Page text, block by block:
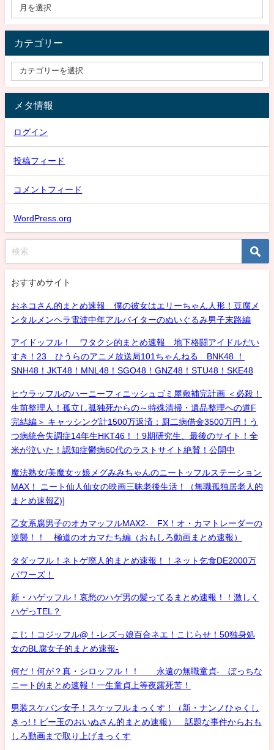
カテゴリー
メタ情報
ログイン
投稿フィード
コメントフィード
WordPress.org
おすすめサイト
おネコさん的まとめ速報 僕の彼女はエリーちゃん人形！豆腐メ
ンタルメンヘラ電波中年アルバイターのぬいぐるみ男子末路編
アイドッフル！ ワタクシ的まとめ速報 地下格闘アイドルだい
すき！23 ひうらのアニメ放送局101ちゃんねる BNK48 ！
SNH48！JKT48！MNL48！SGO48！GNZ48！STU48！SKE48
ヒウラッフルのハーニーフィニッシュゴミ屋敷補完計画 ＜必殺！
生前整理人！孤立し孤独死からの～特殊清掃・遺品整理への道F
完結編＞ キャッシング計1500万返済：厨二病借金3500万円！う
つ病統合失調症14年生HKT46！！9期研究生、最後のサイト！全
米が泣いた！認知症鬱病60代のラストサイト絶賛！公開中
魔法熟女/美魔女ッ娘メグみみちゃんのニートッフルステーション
MAX！ ニート仙人仙女の映画三昧老後生活！（無職孤独居老人的
まとめ速報Z)]
乙女系腐男子のオカマッフルMAX2- FX！オ・カマトレーダーの
逆襲！！ 極道のオカマたち編（おもしろ動画まとめ速報）
タダッフル！ネトゲ廃人的まとめ速報！！ネット乞食DE2000万
パワーズ！
新・ハゲッフル！哀愁のハゲ男の髪ってるまとめ速報！！激しく
ハゲっTEL？
こじ！コジッフル@！-レズっ娘百合ネエ！こじらせ！50独身処
女のBL腐女子的まとめ速報-
何だ！何が？真・シロッフル！！ 永遠の無職童貞- ぼっちな
ニート的まとめ速報！一生童貞上等夜露死苦！
男装スケバン女子！スケッフルまっくす！（新・ナンノひゃくし
きっ!！ビー玉のおいぬさん的まとめ速報） 話題な事件からおも
しろ動画まで取り上げまっくす